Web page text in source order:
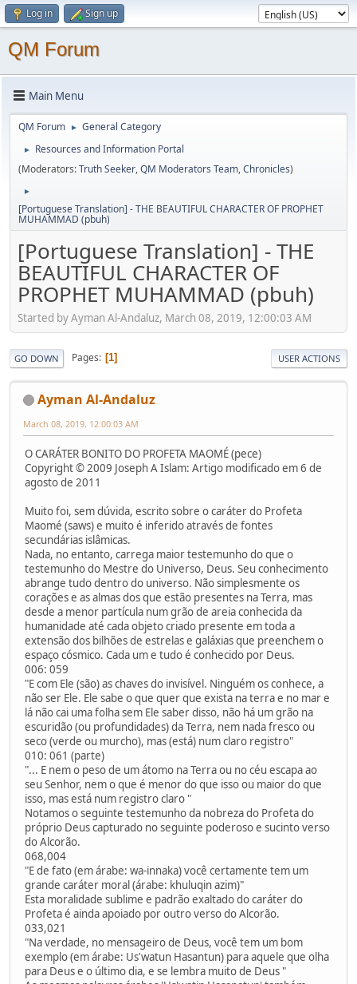
Log in Sign up
QM Forum
Main Menu
QM Forum ► General Category
►
Resources and Information Portal
(Moderators:Truth Seeker,QM Moderators Team,Chronicles)
►
[Portuguese Translation] - THE BEAUTIFUL CHARACTER OF PROPHET
MUHAMMAD (pbuh)
[Portuguese Translation] - THE
BEAUTIFUL CHARACTER OF
PROPHET MUHAMMAD (pbuh)
Started by Ayman Al-Andaluz, March 08, 2019, 12:00:03 AM
GO DOWN Pages 1 USER ACTIONS
Ayman Al-Andaluz
March 08, 2019, 12:00:03 AM
O CARÁTER BONITO DO PROFETA MAOMÉ (pece)
Copyright © 2009 Joseph A Islam: Artigo modificado em 6 de
agosto de 2011
Muito foi, sem dúvida, escrito sobre o caráter do Profeta
Maomé (saws) e muito é inferido através de fontes
secundárias islâmicas.
Nada, no entanto, carrega maior testemunho do que o
testemunho do Mestre do Universo, Deus. Seu conhecimento
abrange tudo dentro do universo. Não simplesmente os
corações e as almas dos que estão presentes na Terra, mas
desde a menor partícula num grão de areia conhecida da
humanidade até cada objeto criado presente em toda a
extensão dos bilhões de estrelas e galáxias que preenchem o
espaço cósmico. Cada um e tudo é conhecido por Deus.
006: 059
"E com Ele (são) as chaves do invisível. Ninguém os conhece, a
não ser Ele. Ele sabe o que quer que exista na terra e no mar e
lá não cai uma folha sem Ele saber disso, não há um grão na
escuridão (ou profundidades) da Terra, nem nada fresco ou
seco (verde ou murcho), mas (está) num claro registro"
010: 061 (parte)
"... E nem o peso de um átomo na Terra ou no céu escapa ao
seu Senhor, nem o que é menor do que isso ou maior do que
isso, mas está num registro claro "
Notamos o seguinte testemunho da nobreza do Profeta do
próprio Deus capturado no seguinte poderoso e sucinto verso
do Alcorão.
068,004
"E de fato (em árabe: wa-innaka) você certamente tem um
grande caráter moral (árabe: khuluqin azim)"
Esta moralidade sublime e padrão exaltado do caráter do
Profeta é ainda apoiado por outro verso do Alcorão.
033,021
"Na verdade, no mensageiro de Deus, você tem um bom
exemplo (em árabe: Us'watun Hasantun) para aquele que olha
para Deus e o último dia, e se lembra muito de Deus "